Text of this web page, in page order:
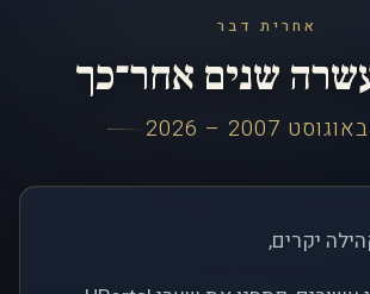
אחרית דבר
שנים אחר־כך
יקרים,